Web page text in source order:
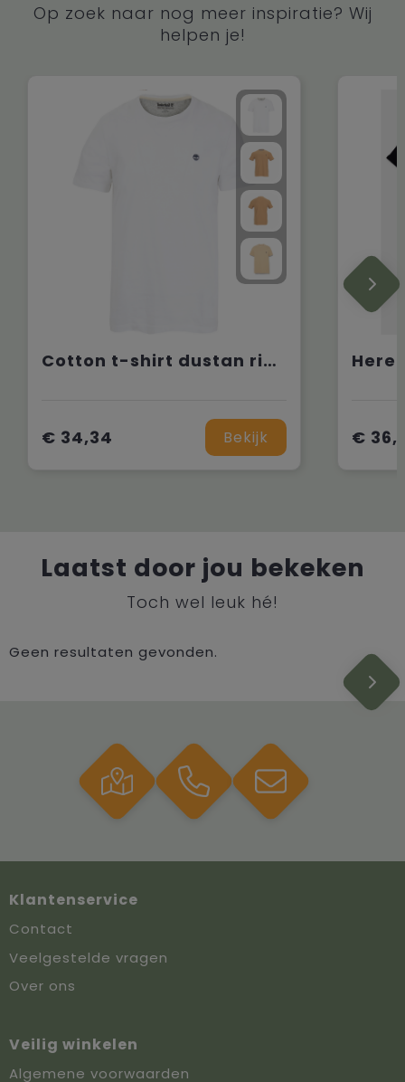
Op zoek naar nog meer inspiratie? Wij
helpen je!
Cotton t-shirt dustan river
€ 34,34 Bekijk €
Laatst door jou bekeken
Toch wel leuk hé!
Geen resultaten gevonden.
Klantenservice
Contact
Veelgestelde vragen
Over ons
Veilig winkelen
Algemene voorwaarden